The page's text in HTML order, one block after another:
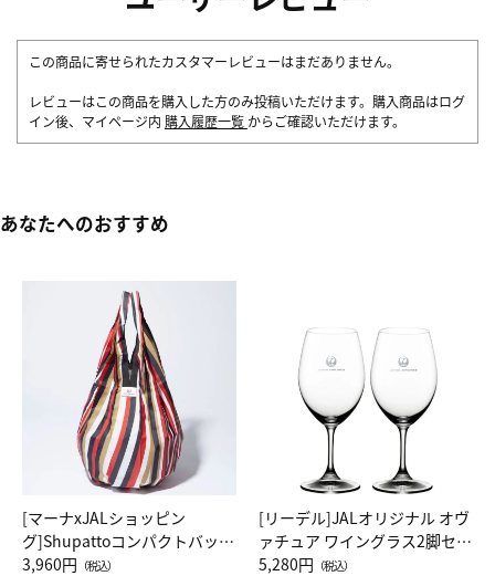
この商品に寄せられたカスタマーレビューはまだありません。
レビューはこの商品を購入した方のみ投稿いただけます。購入商品はログ
イン後、マイページ内 購入履歴一覧 からご確認いただけます。
あなたへのおすすめ
[マーナxJALショッピン
グ]Shupattoコンパクトバッグ
Drop JAL客室乗務員（LC）ス
3,960円 （税込）
[リーデル]JALオリジナル オヴ
ァチュア ワイングラス2脚セッ
ト（レッドワイン）
5,280円 （税込）